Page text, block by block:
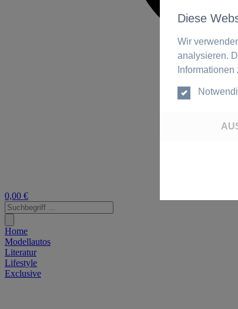
Diese
Wir
analysieren.
0,00 €
Home
Modellautos
Literatur
Lifestyle
Exclusive